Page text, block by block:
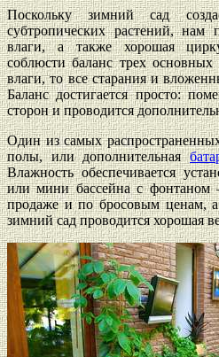
Поскольку зимний сад
субтропических растений, нам
влаги, а также хорошая
соблюсти баланс трех основных
влаги, то все старания и
Баланс достигается просто:
сторон и проводится
Один из самых
полы, или дополнительная
Влажность обеспечивается
или мини бассейна с фонтаном
продаже и по бросовым ценам,
зимний сад проводится хорошая